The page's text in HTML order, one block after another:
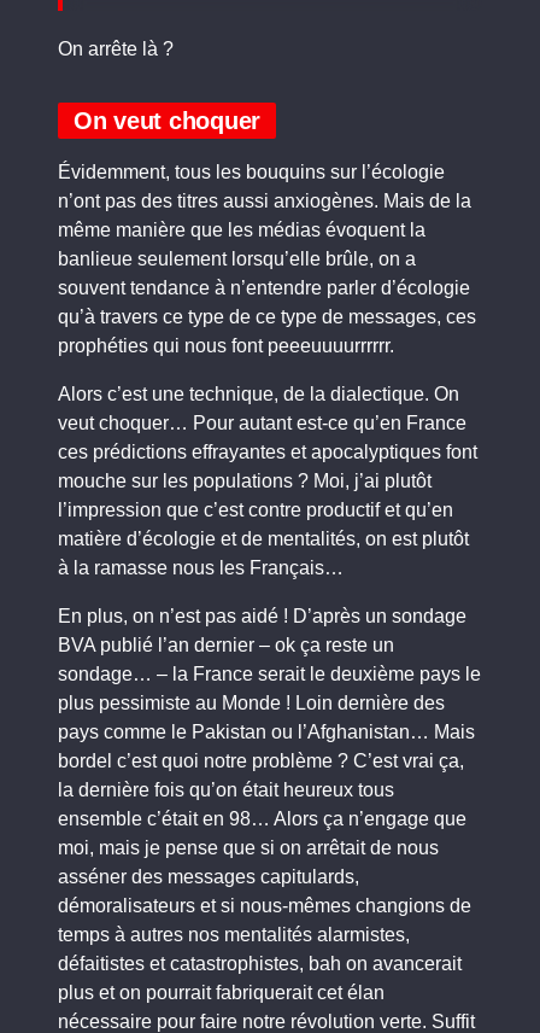
On arrête là ?
On veut choquer
Évidemment, tous les bouquins sur l’écologie
n’ont pas des titres aussi anxiogènes. Mais de la
même manière que les médias évoquent la
banlieue seulement lorsqu’elle brûle, on a
souvent tendance à n’entendre parler d’écologie
qu’à travers ce type de ce type de messages, ces
prophéties qui nous font peeeuuuurrrrrr.
Alors c’est une technique, de la dialectique. On
veut choquer… Pour autant est-ce qu’en France
ces prédictions effrayantes et apocalyptiques font
mouche sur les populations ? Moi, j’ai plutôt
l’impression que c’est contre productif et qu’en
matière d’écologie et de mentalités, on est plutôt
à la ramasse nous les Français…
En plus, on n’est pas aidé ! D’après un sondage
BVA publié l’an dernier – ok ça reste un
sondage… – la France serait le deuxième pays le
plus pessimiste au Monde ! Loin dernière des
pays comme le Pakistan ou l’Afghanistan… Mais
bordel c’est quoi notre problème ? C’est vrai ça,
la dernière fois qu’on était heureux tous
ensemble c’était en 98… Alors ça n’engage que
moi, mais je pense que si on arrêtait de nous
asséner des messages capitulards,
démoralisateurs et si nous-mêmes changions de
temps à autres nos mentalités alarmistes,
défaitistes et catastrophistes, bah on avancerait
plus et on pourrait fabriquerait cet élan
nécessaire pour faire notre révolution verte. Suffit